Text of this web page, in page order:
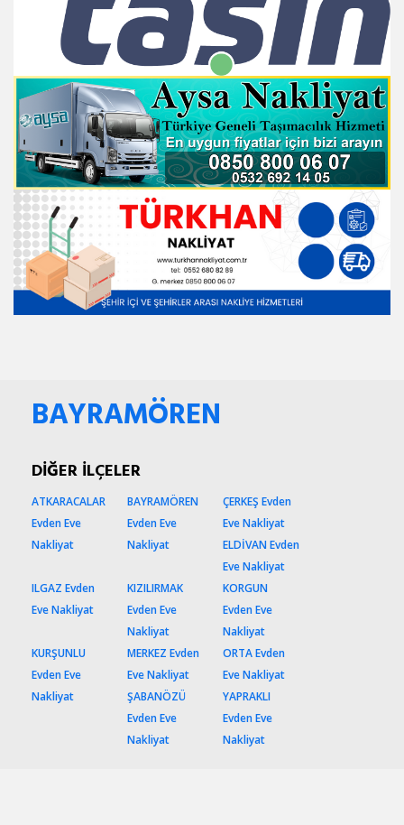
BAYRAMÖREN
DİĞER İLÇELER
ATKARACALAR
Evden Eve
Nakliyat
BAYRAMÖREN
Evden Eve
Nakliyat
ÇERKEŞ Evden
Eve Nakliyat
ELDİVAN Evden
Eve Nakliyat
ILGAZ Evden
Eve Nakliyat
KIZILIRMAK
Evden Eve
Nakliyat
KORGUN
Evden Eve
Nakliyat
KURŞUNLU
Evden Eve
Nakliyat
MERKEZ Evden
Eve Nakliyat
ORTA Evden
Eve Nakliyat
ŞABANÖZÜ
Evden Eve
Nakliyat
YAPRAKLI
Evden Eve
Nakliyat